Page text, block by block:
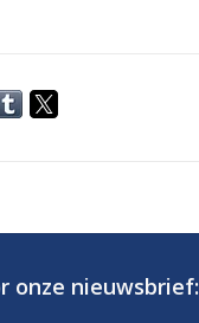
onze nieuwsbrief: